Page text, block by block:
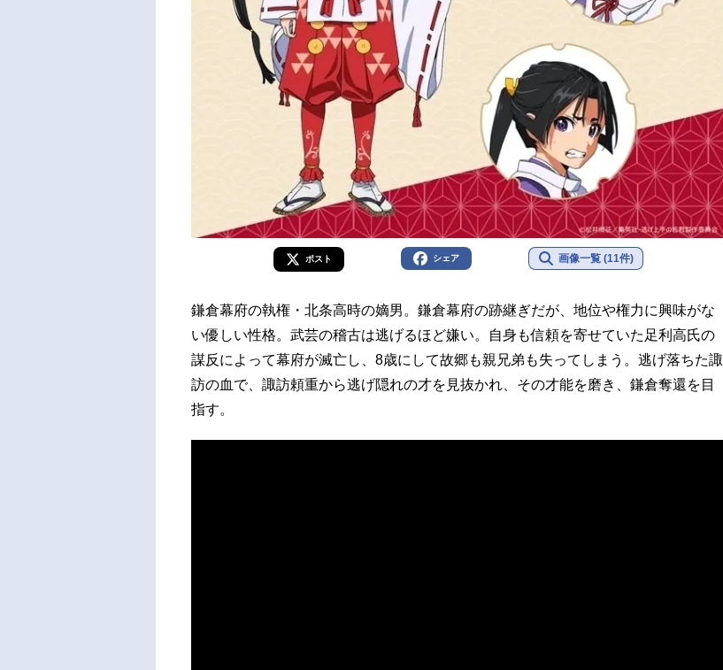
ポスト シェア 画像一覧 (11件)
鎌倉幕府の執権・北条高時の嫡男。鎌倉幕府の跡継ぎだが、地位や権力に興味がな
い優しい性格。武芸の稽古は逃げるほど嫌い。自身も信頼を寄せていた足利高氏の
謀反によって幕府が滅亡し、8歳にして故郷も親兄弟も失ってしまう。逃げ落ちた諏
訪の血で、諏訪頼重から逃げ隠れの才を見抜かれ、その才能を磨き、鎌倉奪還を目
指す。